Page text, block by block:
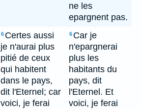
ne les
epargnent pas.
6 Certes aussi
je n'aurai plus
pitié de ceux
qui habitent
dans le pays,
dit l'Eternel; car
voici, je ferai
6 Car je
n'epargnerai
plus les
habitants du
pays, dit
l'Eternel. Et
voici, je ferai